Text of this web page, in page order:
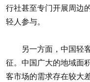
行社甚至专门开展周边
轻人参与。
另一方面，中国轻客
征。中国广大的地域面
客市场的需求存在较大